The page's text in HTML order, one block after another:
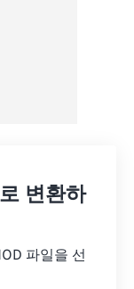
변환하
파일을 선